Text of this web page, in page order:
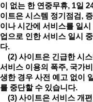
이 없는 한 연중무휴, 1일
이트은 시스템 정기점검,
이나 시간에 서비스를 일
업으로 인한 서비스 일시
다.
(2) 사이트은 긴급한 시
서비스 이용의 폭주, 국가
생한 경우 사전 예고 없이
를 중단할 수 있습니다.
(3) 사이트은 서비스 개편